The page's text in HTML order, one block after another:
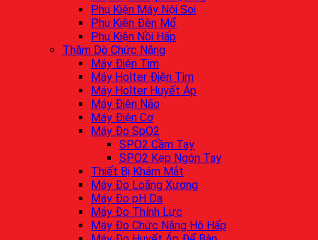
Phụ Kiện Máy Nội Soi
Phụ Kiện Đèn Mổ
Phụ Kiện Nồi Hấp
Thăm Dò Chức Năng
Máy Điện Tim
Máy Holter Điện Tim
Máy Holter Huyết Áp
Máy Điện Não
Máy Điện Cơ
Máy Đo SpO2
SPO2 Cầm Tay
SPO2 Kẹp Ngón Tay
Thiết Bị Khám Mắt
Máy Đo Loãng Xương
Máy Đo pH Da
Máy Đo Thính Lực
Máy Đo Chức Năng Hô Hấp